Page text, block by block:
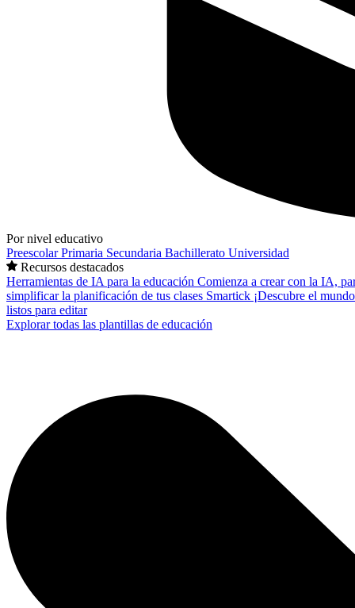
Por nivel educativo
PreescolarPrimaria Secundaria Bachillerato Universidad
Recursos destacados
Herramientas de IA para la educación Comienza a crear con la IA,
simplificar la planificación de tus clases Smartick ¡Descubre el
listos para editar
Explorar todas las plantillas de educación